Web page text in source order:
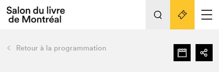
Tout sur l'édition 2022
retour Nos activités
Retour à la programmation